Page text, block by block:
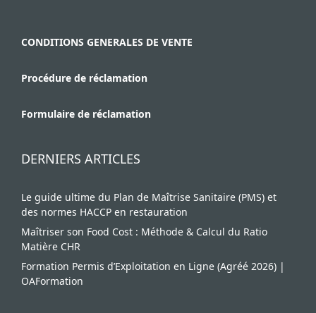
CONDITIONS GENERALES DE VENTE
Procédure de réclamation
Formulaire de réclamation
DERNIERS ARTICLES
Le guide ultime du Plan de Maîtrise Sanitaire (PMS) et
des normes HACCP en restauration
Maîtriser son Food Cost : Méthode & Calcul du Ratio
Matière CHR
Formation Permis d’Exploitation en Ligne (Agréé 2026) |
OAFormation